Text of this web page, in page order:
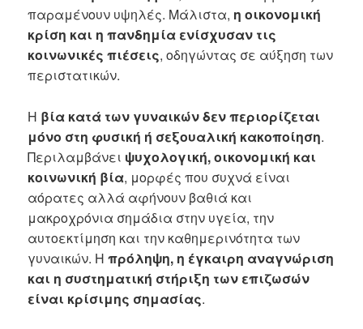
παραμένουν υψηλές. Μάλιστα, η οικονομική
κρίση και η πανδημία ενίσχυσαν τις
κοινωνικές πιέσεις, οδηγώντας σε αύξηση των
περιστατικών.
Η βία κατά των γυναικών δεν περιορίζεται
μόνο στη φυσική ή σεξουαλική κακοποίηση.
Περιλαμβάνει ψυχολογική, οικονομική και
κοινωνική βία, μορφές που συχνά είναι
αόρατες αλλά αφήνουν βαθιά και
μακροχρόνια σημάδια στην υγεία, την
αυτοεκτίμηση και την καθημερινότητα των
γυναικών. Ηπρόληψη, η έγκαιρη αναγνώριση
και η συστηματική στήριξη των επιζωσών
είναι κρίσιμης σημασίας.